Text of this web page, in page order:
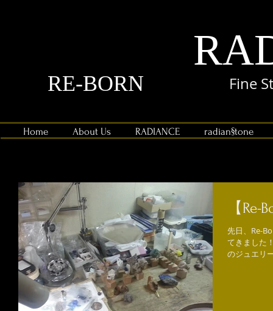
Fine
Home About Us RADIANCE radian§tone
RE-BORN
【
先日、Re-
てきました
のジュエリ